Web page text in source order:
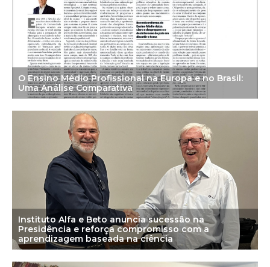
O Ensino Médio Profissional na Europa e no Brasil:
Uma Análise Comparativa
Instituto Alfa e Beto anuncia sucessão na
Presidência e reforça compromisso com a
aprendizagem baseada na ciência